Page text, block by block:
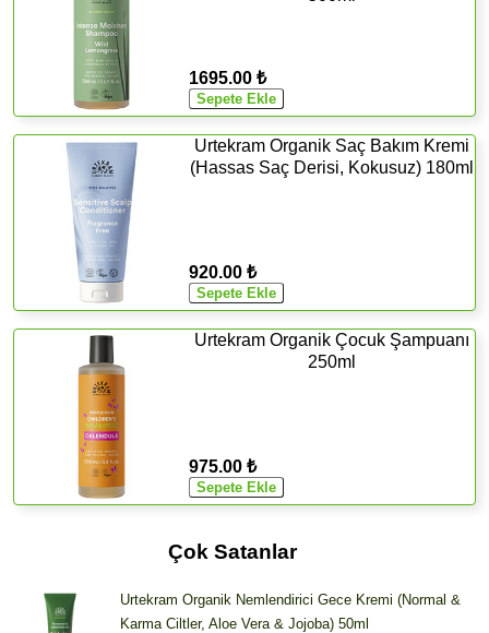
1695.00 ₺
Urtekram Organik Saç Bakım Kremi
(Hassas Saç Derisi, Kokusuz) 180ml
920.00 ₺
Urtekram Organik Çocuk Şampuanı
250ml
975.00 ₺
Çok Satanlar
Urtekram Organik Nemlendirici Gece Kremi (Normal &
Karma Ciltler, Aloe Vera & Jojoba) 50ml